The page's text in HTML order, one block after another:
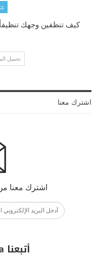
كيف تنظفين وجهك
تحميل
اشترك معنا
اشترك معنا
أتبعنا